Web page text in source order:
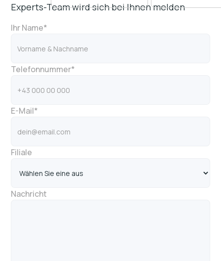
Experts-Team wird sich bei Ihnen melden
Ihr Name*
Telefonnummer*
E-Mail*
Filiale
Nachricht